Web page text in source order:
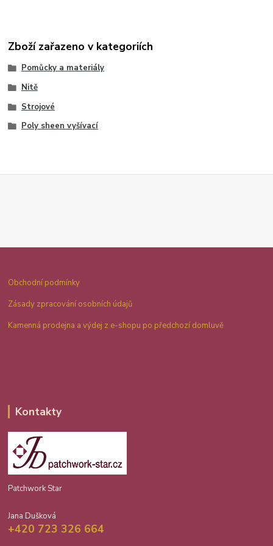
Zboží zařazeno v kategoriích
Pomůcky a materiály
Nitě
Strojové
Poly sheen vyšívací
Obchodní podmínky
Zásady zpracování osobních údajů
Kamenná prodejna a výdej z e-shopu po předchozí domluvě
Kontakty
Patchwork Star
Jana Dušková
+420 723 326 664